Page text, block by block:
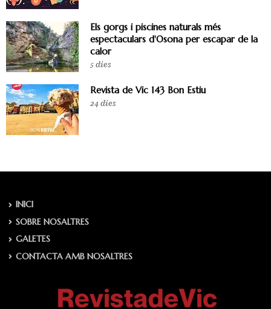
Els gorgs i piscines naturals més
espectaculars d'Osona per escapar de la
calor
5 dies
Revista de Vic 143 Bon Estiu
24 dies
INICI
SOBRE NOSALTRES
GALETES
CONTACTA AMB NOSALTRES